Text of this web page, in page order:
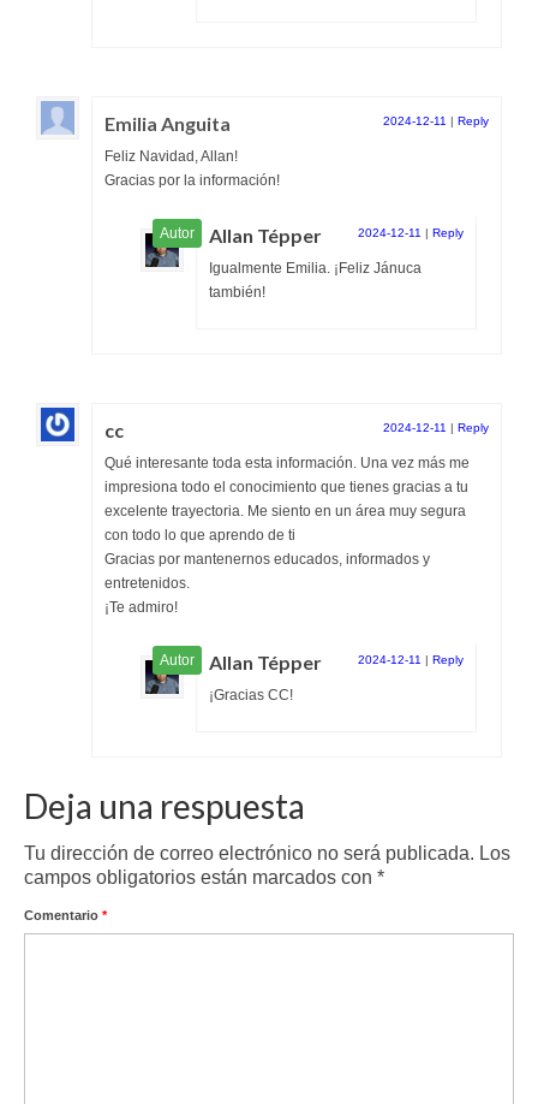
Emilia Anguita 2024-12-11 | Reply
Feliz Navidad, Allan!
Gracias por la información!
Allan Tépper 2024-12-11 | Reply
Igualmente Emilia. ¡Feliz Jánuca
también!
cc 2024-12-11 | Reply
Qué interesante toda esta información. Una vez más me
impresiona todo el conocimiento que tienes gracias a tu
excelente trayectoria. Me siento en un área muy segura
con todo lo que aprendo de ti
Gracias por mantenernos educados, informados y
entretenidos.
¡Te admiro!
Allan Tépper 2024-12-11 | Reply
¡Gracias CC!
Deja una respuesta
Tu dirección de correo electrónico no será publicada. Los
campos obligatorios están marcados con *
Comentario *